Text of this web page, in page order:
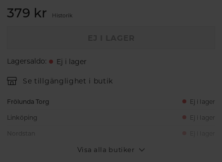
379 kr Historik
Lagersaldo: Ej i lager
Se tillgänglighet i butik
Frölunda Torg Ej i lager
Linköping Ej i lager
Visa alla butiker